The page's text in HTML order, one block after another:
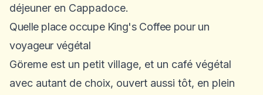
déjeuner en Cappadoce.
Quelle place occupe King's Coffee pour un
voyageur végétal
Göreme est un petit village, et un café végétal
avec autant de choix, ouvert aussi tôt, en plein